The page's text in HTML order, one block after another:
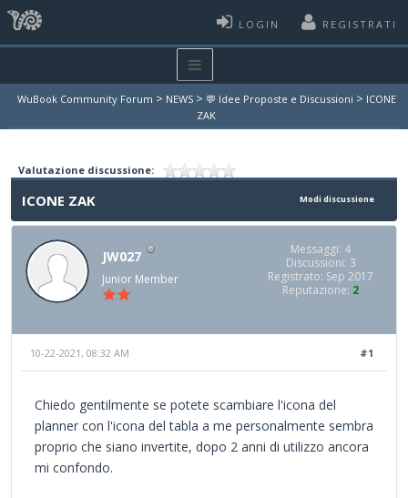
LOGIN REGISTRATI
WuBook Community Forum > NEWS > 💬 Idee Proposte e Discussioni > ICONE
ZAK
Valutazione discussione:
Modi discussione
ICONE ZAK
JW027
Junior Member
Messaggi: 4
Discussioni: 3
Registrato: Sep 2017
Reputazione: 2
#1
10-22-2021, 08:32 AM
Chiedo gentilmente se potete scambiare l'icona del
planner con l'icona del tabla a me personalmente sembra
proprio che siano invertite, dopo 2 anni di utilizzo ancora
mi confondo.